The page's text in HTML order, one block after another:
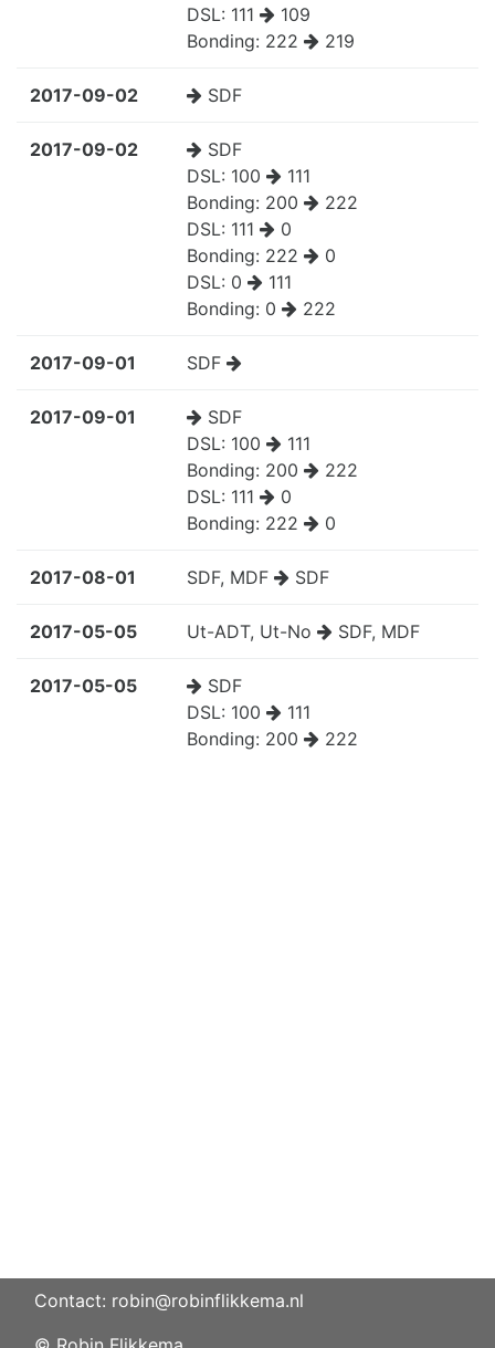
DSL: 111
109
Bonding: 222 219
2017-09-02 SDF
2017-09-02
SDF
DSL: 100
111
Bonding: 200
222
DSL: 111
0
Bonding: 222
0
DSL: 0
111
Bonding: 0 222
2017-09-01 SDF
2017-09-01
SDF
DSL: 100
111
Bonding: 200
222
DSL: 111
0
Bonding: 222 0
2017-08-01 SDF, MDF SDF
2017-05-05 Ut-ADT, Ut-No SDF, MDF
2017-05-05
SDF
DSL: 100
111
Bonding: 200 222
Contact: robin@robinflikkema.nl